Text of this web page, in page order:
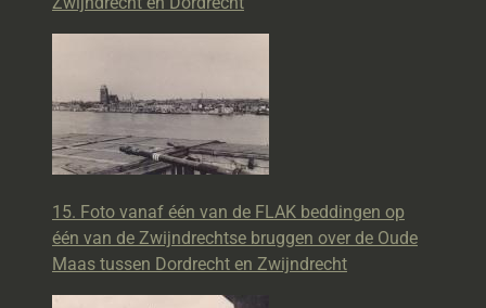
15. Foto vanaf één van de FLAK beddingen op
één van de Zwijndrechtse bruggen over de Oude
Maas tussen Dordrecht en Zwijndrecht